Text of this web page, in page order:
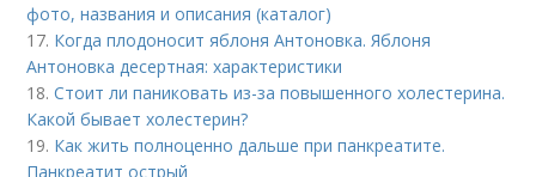
фото, названия и описания (каталог)
17. Когда плодоносит яблоня Антоновка. Яблоня
Антоновка десертная: характеристики
18.Стоит ли паниковать из-за повышенного холестерина.
Какой бывает холестерин?
19. Как жить полноценно дальше при панкреатите.
Панкреатит острый